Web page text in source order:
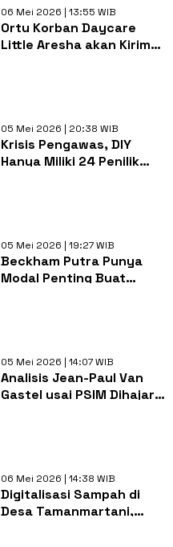
06 Mei 2026 | 13:55 WIB
Ortu Korban Daycare
Little Aresha akan Kirim
05 Mei 2026 | 20:38 WIB
Krisis Pengawas, DIY
Hanya Miliki 24 Penilik
05 Mei 2026 | 19:27 WIB
Beckham Putra Punya
Modal Penting Buat
05 Mei 2026 | 14:07 WIB
Analisis Jean-Paul Van
Gastel usai PSIM Dihajar
06 Mei 2026 | 14:38 WIB
Digitalisasi Sampah di
Desa Tamanmartani,